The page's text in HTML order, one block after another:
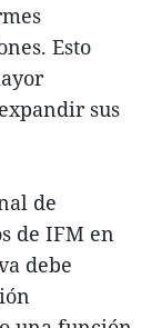
Esto
sus
de
de IFM en
debe